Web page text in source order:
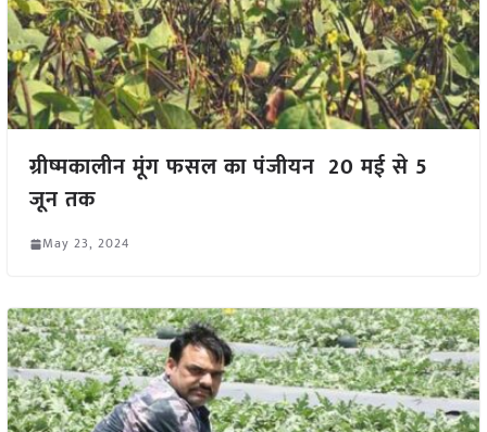
ग्रीष्मकालीन मूंग फसल का पंजीयन 20 मई से 5
जून तक
May 23, 2024